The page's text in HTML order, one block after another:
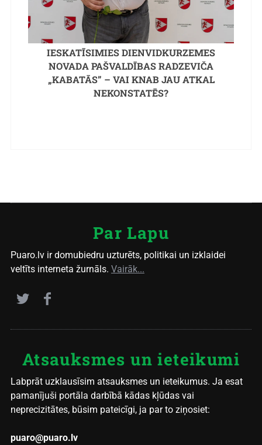
IESKATĪSIMIES DIENVIDKURZEMES
NOVADA PAŠVALDĪBAS RADZEVIČA
„KABATĀS” – VAI KNAB JAU ATKAL
NEKONSTATĒS?
Par Lapu
Puaro.lv ir domubiedru uzturēts, politikai un izklaidei
veltīts interneta žurnāls. Vairāk...
Atsauksmes un ieteikumi
Labprāt uzklausīsim atsauksmes un ieteikumus. Ja esat
pamanījuši portāla darbībā kādas kļūdas vai
neprecizitātes, būsim pateicīgi, ja par to ziņosiet:
puaro@puaro.lv